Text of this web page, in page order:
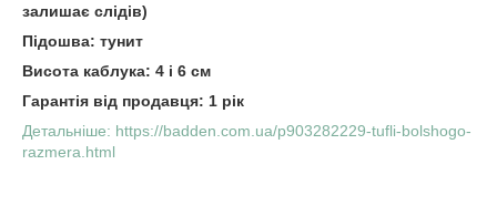
залишає слідів)
Підошва: тунит
Висота каблука: 4 і 6 см
Гарантія від продавця: 1 рік
Детальніше: https://badden.com.ua/p903282229-tufli-bolshogo-
razmera.html